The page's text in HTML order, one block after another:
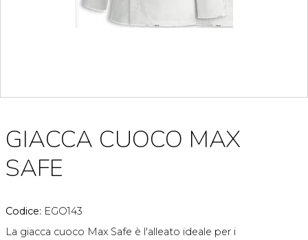
GIACCA CUOCO MAX
SAFE
Codice: EGO143
La giacca cuoco Max Safe è l'alleato ideale per i